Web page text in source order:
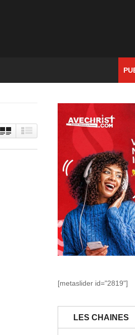
[metaslider id="2819"]
LES CHAINES